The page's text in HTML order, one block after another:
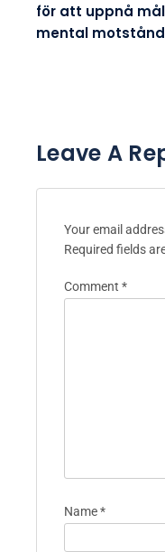
för att uppnå
mental
Leave A
Your email
Required fields
Comment *
Name*